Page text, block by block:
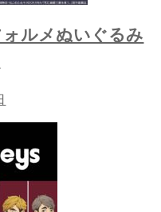
ォルメぬいぐるみ